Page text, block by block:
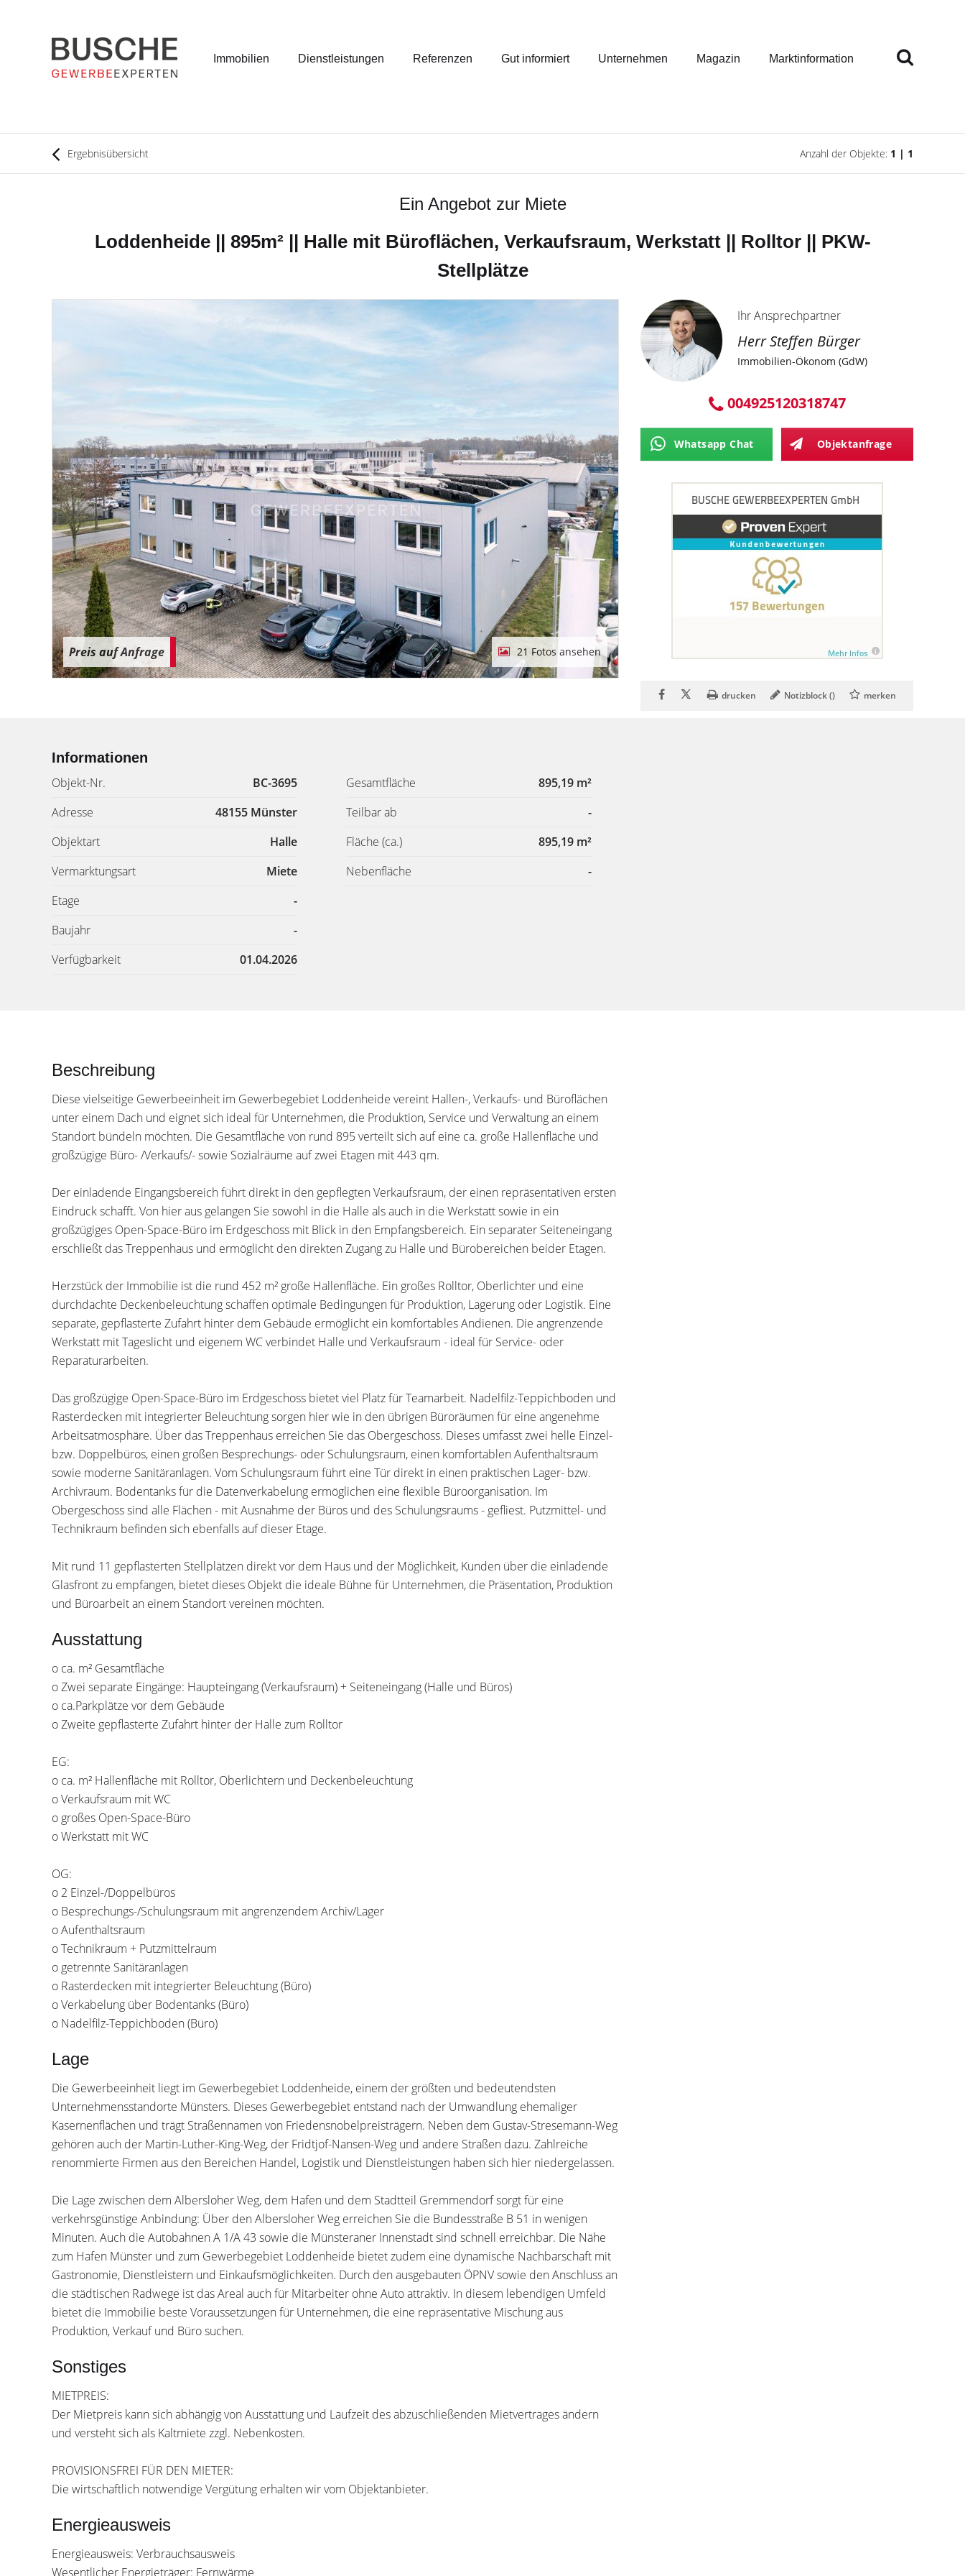
Immobilien Dienstleistungen Referenzen Gut informiert Unternehmen Magazin Marktinformation
Ergebnisübersicht Anzahl der Objekte: 1 | 1
Ein Angebot zur Miete
Loddenheide || 895m² || Halle mit Büroflächen, Verkaufsraum, Werkstatt || Rolltor || PKW-
Stellplätze
Preis auf Anfrage 21 Fotos ansehen
Ihr Ansprechpartner
Herr Steffen Bürger
Immobilien-Ökonom (GdW)
004925120318747
Whatsapp Chat Objektanfrage
drucken Notizblock () merken
Informationen
Objekt-Nr.
BC-3695
Adresse
48155 Münster
Objektart
Halle
Vermarktungsart
Miete
Etage
-
Baujahr
-
Verfügbarkeit
01.04.2026
Gesamtfläche
895,19 m²
Teilbar ab
-
Fläche (ca.)
895,19 m²
Nebenfläche
-
Beschreibung
Diese vielseitige Gewerbeeinheit im Gewerbegebiet Loddenheide vereint Hallen-, Verkaufs- und Büroflächen
unter einem Dach und eignet sich ideal für Unternehmen, die Produktion, Service und Verwaltung an einem
Standort bündeln möchten. Die Gesamtfläche von rund 895 verteilt sich auf eine ca. große Hallenfläche und
großzügige Büro- /Verkaufs/- sowie Sozialräume auf zwei Etagen mit 443 qm.
Der einladende Eingangsbereich führt direkt in den gepflegten Verkaufsraum, der einen repräsentativen ersten
Eindruck schafft. Von hier aus gelangen Sie sowohl in die Halle als auch in die Werkstatt sowie in ein
großzügiges Open-Space-Büro im Erdgeschoss mit Blick in den Empfangsbereich. Ein separater Seiteneingang
erschließt das Treppenhaus und ermöglicht den direkten Zugang zu Halle und Bürobereichen beider Etagen.
Herzstück der Immobilie ist die rund 452 m² große Hallenfläche. Ein großes Rolltor, Oberlichter und eine
durchdachte Deckenbeleuchtung schaffen optimale Bedingungen für Produktion, Lagerung oder Logistik. Eine
separate, gepflasterte Zufahrt hinter dem Gebäude ermöglicht ein komfortables Andienen. Die angrenzende
Werkstatt mit Tageslicht und eigenem WC verbindet Halle und Verkaufsraum - ideal für Service- oder
Reparaturarbeiten.
Das großzügige Open-Space-Büro im Erdgeschoss bietet viel Platz für Teamarbeit. Nadelfilz-Teppichboden und
Rasterdecken mit integrierter Beleuchtung sorgen hier wie in den übrigen Büroräumen für eine angenehme
Arbeitsatmosphäre. Über das Treppenhaus erreichen Sie das Obergeschoss. Dieses umfasst zwei helle Einzel-
bzw. Doppelbüros, einen großen Besprechungs- oder Schulungsraum, einen komfortablen Aufenthaltsraum
sowie moderne Sanitäranlagen. Vom Schulungsraum führt eine Tür direkt in einen praktischen Lager- bzw.
Archivraum. Bodentanks für die Datenverkabelung ermöglichen eine flexible Büroorganisation. Im
Obergeschoss sind alle Flächen - mit Ausnahme der Büros und des Schulungsraums - gefliest. Putzmittel- und
Technikraum befinden sich ebenfalls auf dieser Etage.
Mit rund 11 gepflasterten Stellplätzen direkt vor dem Haus und der Möglichkeit, Kunden über die einladende
Glasfront zu empfangen, bietet dieses Objekt die ideale Bühne für Unternehmen, die Präsentation, Produktion
und Büroarbeit an einem Standort vereinen möchten.
Ausstattung
o ca. m² Gesamtfläche
o Zwei separate Eingänge: Haupteingang (Verkaufsraum) + Seiteneingang (Halle und Büros)
o ca.Parkplätze vor dem Gebäude
o Zweite gepflasterte Zufahrt hinter der Halle zum Rolltor
EG:
o ca. m² Hallenfläche mit Rolltor, Oberlichtern und Deckenbeleuchtung
o Verkaufsraum mit WC
o großes Open-Space-Büro
o Werkstatt mit WC
OG:
o 2 Einzel-/Doppelbüros
o Besprechungs-/Schulungsraum mit angrenzendem Archiv/Lager
o Aufenthaltsraum
o Technikraum + Putzmittelraum
o getrennte Sanitäranlagen
o Rasterdecken mit integrierter Beleuchtung (Büro)
o Verkabelung über Bodentanks (Büro)
o Nadelfilz-Teppichboden (Büro)
Lage
Die Gewerbeeinheit liegt im Gewerbegebiet Loddenheide, einem der größten und bedeutendsten
Unternehmensstandorte Münsters. Dieses Gewerbegebiet entstand nach der Umwandlung ehemaliger
Kasernenflächen und trägt Straßennamen von Friedensnobelpreisträgern. Neben dem Gustav-Stresemann-Weg
gehören auch der Martin-Luther-King-Weg, der Fridtjof-Nansen-Weg und andere Straßen dazu. Zahlreiche
renommierte Firmen aus den Bereichen Handel, Logistik und Dienstleistungen haben sich hier niedergelassen.
Die Lage zwischen dem Albersloher Weg, dem Hafen und dem Stadtteil Gremmendorf sorgt für eine
verkehrsgünstige Anbindung: Über den Albersloher Weg erreichen Sie die Bundesstraße B 51 in wenigen
Minuten. Auch die Autobahnen A 1/A 43 sowie die Münsteraner Innenstadt sind schnell erreichbar. Die Nähe
zum Hafen Münster und zum Gewerbegebiet Loddenheide bietet zudem eine dynamische Nachbarschaft mit
Gastronomie, Dienstleistern und Einkaufsmöglichkeiten. Durch den ausgebauten ÖPNV sowie den Anschluss an
die städtischen Radwege ist das Areal auch für Mitarbeiter ohne Auto attraktiv. In diesem lebendigen Umfeld
bietet die Immobilie beste Voraussetzungen für Unternehmen, die eine repräsentative Mischung aus
Produktion, Verkauf und Büro suchen.
Sonstiges
MIETPREIS:
Der Mietpreis kann sich abhängig von Ausstattung und Laufzeit des abzuschließenden Mietvertrages ändern
und versteht sich als Kaltmiete zzgl. Nebenkosten.
PROVISIONSFREI FÜR DEN MIETER:
Die wirtschaftlich notwendige Vergütung erhalten wir vom Objektanbieter.
Energieausweis
Energieausweis: Verbrauchsausweis
Wesentlicher Energieträger: Fernwärme